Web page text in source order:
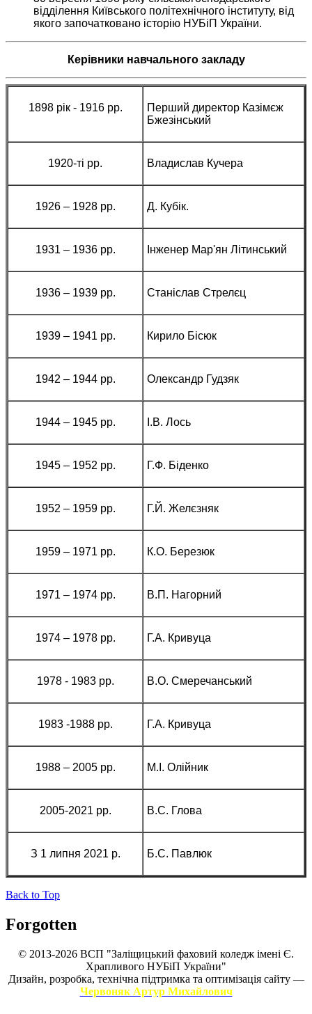
відділення Київського політехнічного інституту, від
якого започатковано історію НУБіП України.
Керівники навчального закладу
1898 рік - 1916 рр.
Перший директор Казімєж
Бжезінський
1920-ті рр. Владислав Кучера
1926 – 1928 рр. Д. Кубік.
1931 – 1936 рр. Інженер Мар'ян Літинський
1936 – 1939 рр. Станіслав Стрелєц
1939 – 1941 рр. Кирило Бісюк
1942 – 1944 рр. Олександр Гудзяк
1944 – 1945 рр. І.В. Лось
1945 – 1952 рр. Г.Ф. Біденко
1952 – 1959 рр. Г.Й. Желєзняк
1959 – 1971 рр. К.О. Березюк
1971 – 1974 рр. В.П. Нагорний
1974 – 1978 рр. Г.А. Кривуца
1978 - 1983 рр. В.О. Смеречанський
1983 -1988 рр. Г.А. Кривуца
1988 – 2005 рр. М.І. Олійник
2005-2021 рр. В.С. Глова
З 1 липня 2021 р. Б.С. Павлюк
Back to Top
Forgotten
© 2013-2026 ВСП "Заліщицький фаховий коледж імені Є.
Храпливого НУБіП України"
Дизайн, розробка, технічна підтримка та оптимізація сайту —
Червоняк Артур Михайлович